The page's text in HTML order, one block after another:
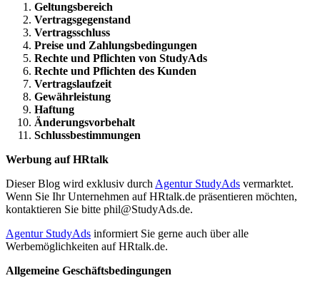
Geltungsbereich
Vertragsgegenstand
Vertragsschluss
Preise und Zahlungsbedingungen
Rechte und Pflichten von StudyAds
Rechte und Pflichten des Kunden
Vertragslaufzeit
Gewährleistung
Haftung
Änderungsvorbehalt
Schlussbestimmungen
Werbung auf HRtalk
Dieser Blog wird exklusiv durch Agentur StudyAds vermarktet.
Wenn Sie Ihr Unternehmen auf HRtalk.de präsentieren möchten,
kontaktieren Sie bitte phil@StudyAds.de.
Agentur StudyAds informiert Sie gerne auch über alle
Werbemöglichkeiten auf HRtalk.de.
Allgemeine Geschäftsbedingungen